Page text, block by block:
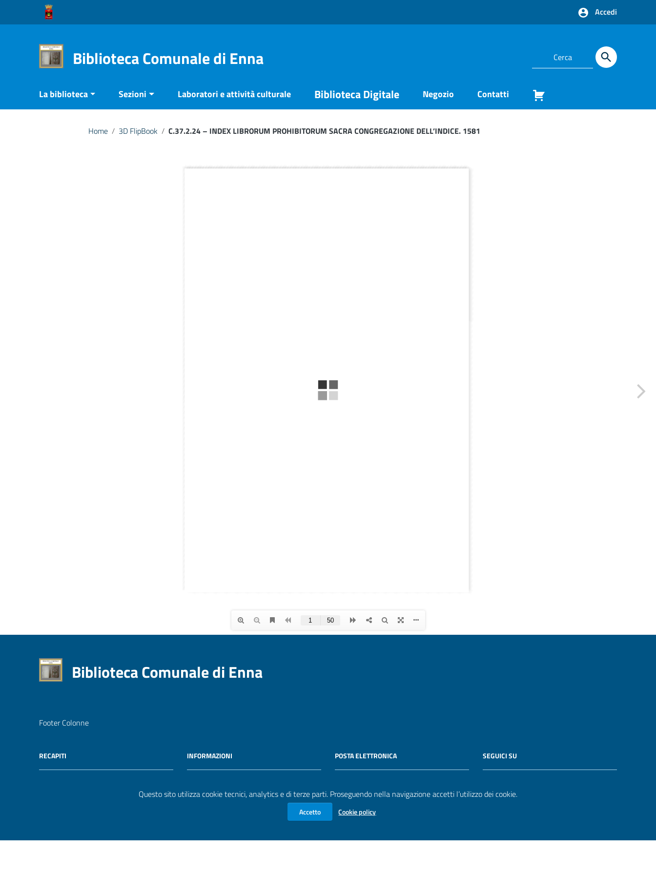
Questo sito utilizza cookie tecnici, analytics e di terze parti. Proseguendo nella navigazione accetti l’utilizzo dei cookie.
Accetto Cookie policy
Vai ai contenuti
Vai al menu di navigazione
Accedi
Biblioteca Comunale di Enna
La biblioteca Sezioni Laboratori e attività culturale Biblioteca Digitale Negozio Contatti
Home / 3D FlipBook / C.37.2.24 – INDEX LIBRORUM PROHIBITORUM SACRA CONGREGAZIONE DELL’INDICE. 1581
Biblioteca Comunale di Enna
Footer Colonne
RECAPITI INFORMAZIONI
00100490861
POSTA ELETTRONICA
biblioteca@comune.enna.it
SEGUICI SU